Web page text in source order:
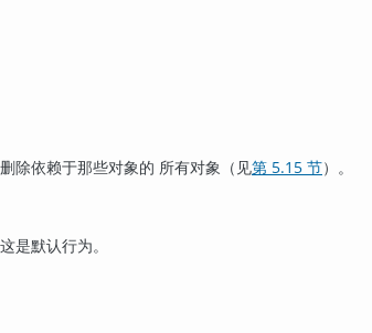
除依赖于那些对象的 所有对象（见第 5.15 节）。
是默认行为。